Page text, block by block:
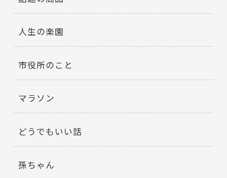
人生の楽園
市役所のこと
マラソン
どうでもいい話
孫ちゃん